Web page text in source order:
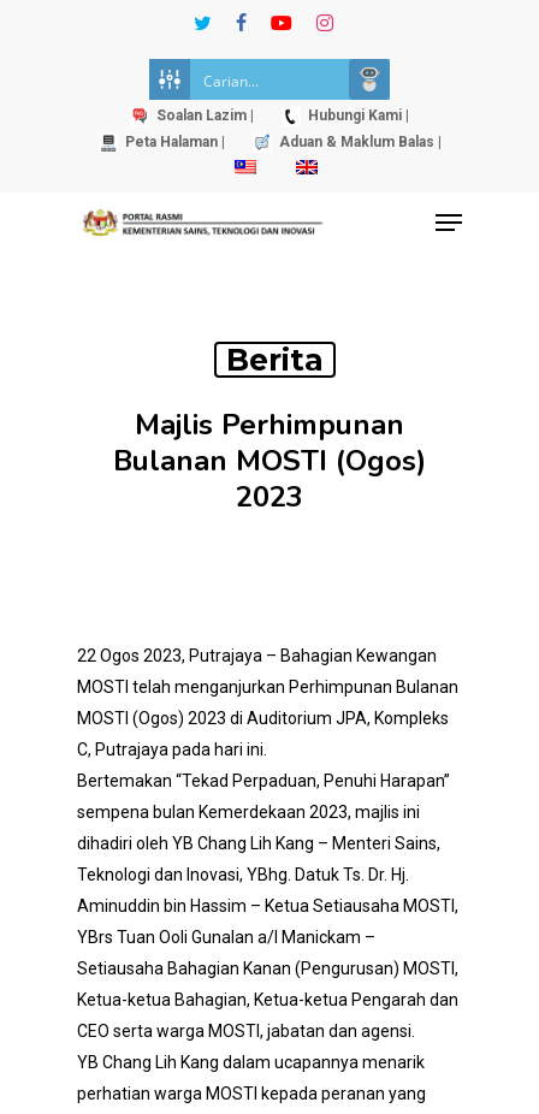
twitterfacebookyoutubeinstagram
Soalan Lazim |
Hubungi Kami |
Peta Halaman |
Aduan & Maklum Balas |
Menu
Berita
Majlis Perhimpunan
Bulanan MOSTI (Ogos)
2023
22 Ogos 2023, Putrajaya – Bahagian Kewangan
MOSTI telah menganjurkan Perhimpunan Bulanan
MOSTI (Ogos) 2023 di Auditorium JPA, Kompleks
C, Putrajaya pada hari ini.
Bertemakan “Tekad Perpaduan, Penuhi Harapan”
sempena bulan Kemerdekaan 2023, majlis ini
dihadiri oleh YB Chang Lih Kang – Menteri Sains,
Teknologi dan Inovasi, YBhg. Datuk Ts. Dr. Hj.
Aminuddin bin Hassim – Ketua Setiausaha MOSTI,
YBrs Tuan Ooli Gunalan a/l Manickam –
Setiausaha Bahagian Kanan (Pengurusan) MOSTI,
Ketua-ketua Bahagian, Ketua-ketua Pengarah dan
CEO serta warga MOSTI, jabatan dan agensi.
YB Chang Lih Kang dalam ucapannya menarik
perhatian warga MOSTI kepada peranan yang